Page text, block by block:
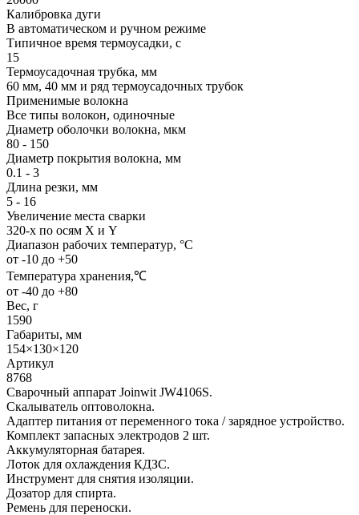
Калибровка дуги
В автоматическом и ручном режиме
Типичное время термоусадки, с
15
Термоусадочная трубка, мм
60 мм, 40 мм и ряд термоусадочных трубок
Применимые волокна
Все типы волокон, одиночные
Диаметр оболочки волокна, мкм
80 - 150
Диаметр покрытия волокна, мм
0.1 - 3
Длина резки, мм
5 - 16
Увеличение места сварки
320-х по осям X и Y
Диапазон рабочих температур, °С
от -10 до +50
Температура хранения,℃
от -40 до +80
Вес, г
1590
Габариты, мм
154×130×120
Артикул
8768
Сварочный аппарат Joinwit JW4106S.
Скалыватель оптоволокна.
Адаптер питания от переменного тока / зарядное устройство.
Комплект запасных электродов 2 шт.
Аккумуляторная батарея.
Лоток для охлаждения КДЗС.
Инструмент для снятия изоляции.
Дозатор для спирта.
Ремень для переноски.